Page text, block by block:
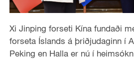
Xi Jinping forseti Kína fundaði
forseta Íslands á þriðjudaginn í
Peking en Halla er nú í